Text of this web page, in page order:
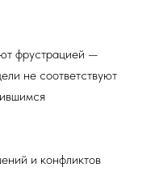
фрустрацией —
не соответствуют
и конфликтов